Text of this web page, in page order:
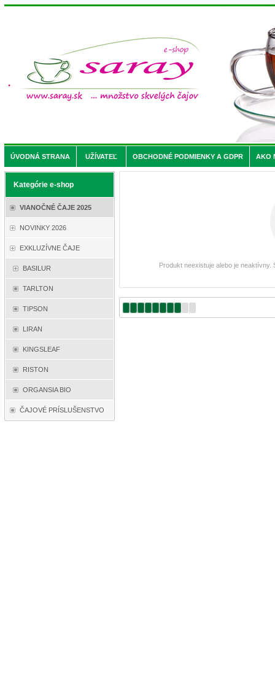
ÚVODNÁ STRANA UŽÍVATEĽ OBCHODNÉ PODMIENKY A GDPR AKO
Kategórie e-shop
VIANOČNÉ ČAJE 2025
NOVINKY 2026
EXKLUZÍVNE ČAJE
BASILUR
TARLTON
TIPSON
LIRAN
KINGSLEAF
RISTON
ORGANSIA BIO
ČAJOVÉ PRÍSLUŠENSTVO
Produkt neexistuje alebo je